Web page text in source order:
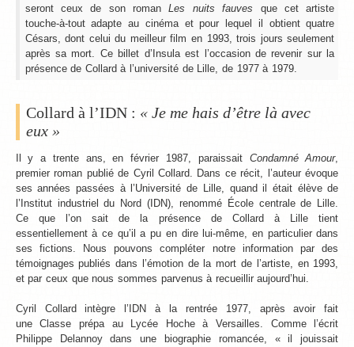
seront ceux de son romanLes nuits fauves que cet artiste
touche-à-tout adapte au cinéma et pour lequel il obtient quatre
Césars, dont celui du meilleur film en 1993, trois jours seulement
après sa mort. Ce billet d’Insula est l’occasion de revenir sur la
présence de Collard à l’université de Lille, de 1977 à 1979.
Collard à l’IDN : « Je me hais d’être là avec
eux »
Il y a trente ans, enfévrier 1987 , paraissait Condamné Amour,
premier roman publié de Cyril Collard. Dans ce récit, l’auteur évoque
ses années passées à l’Université de Lille, quand il était élève de
l’Institut industriel du Nord (IDN), renommé École centrale de Lille.
Ce que l’on sait de la présence de Collard à Lille tient
essentiellement à ce qu’il a pu en dire lui-même, en particulier dans
ses fictions. Nous pouvons compléter notre information par des
témoignages publiés dans l’émotion de la mort de l’artiste, en 1993,
et par ceux que nous sommes parvenus à recueillir aujourd’hui.
Cyril Collard intègre l’IDN à la rentrée 1977, après avoir fait
une Classe prépa au Lycée Hoche à Versailles. Comme l’écrit
Philippe Delannoy dans une biographie romancée, « il jouissait